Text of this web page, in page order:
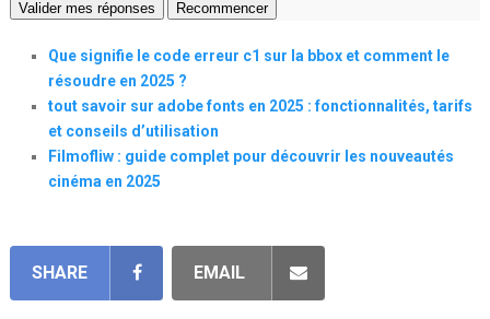
Valider mes réponses Recommencer
Que signifie le code erreur c1 sur la bbox et comment le
résoudre en 2025 ?
tout savoir sur adobe fonts en 2025 : fonctionnalités, tarifs
et conseils d’utilisation
Filmofliw : guide complet pour découvrir les nouveautés
cinéma en 2025
SHARE EMAIL